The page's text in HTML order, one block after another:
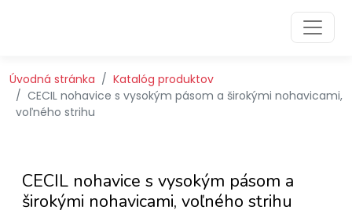
Úvodná stránka
Katalóg produktov
CECIL nohavice s vysokým pásom a širokými nohavicami,
voľného strihu
CECIL nohavice s vysokým pásom a
širokými nohavicami, voľného strihu